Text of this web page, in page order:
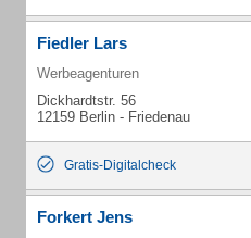
Fiedler Lars
Werbeagenturen
Dickhardtstr. 56
12159 Berlin - Friedenau
Gratis-Digitalcheck
Forkert Jens